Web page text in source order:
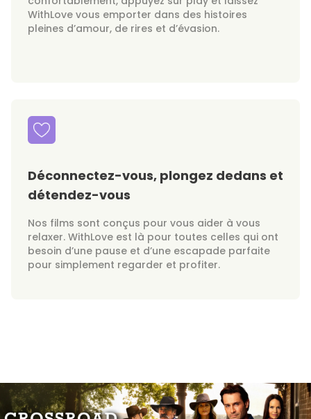
WithLove vous emporter dans des histoires
pleines d’amour, de rires et d’évasion.
Déconnectez-vous, plongez dedans et
détendez-vous
Nos films sont conçus pour vous aider à vous
relaxer. WithLove est là pour toutes celles qui ont
besoin d’une pause et d’une escapade parfaite
pour simplement regarder et profiter.